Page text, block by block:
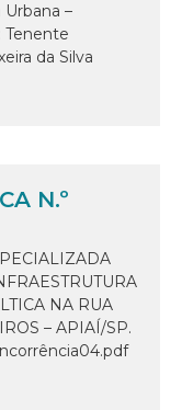
–
Tenente
da Silva
N.º
NA RUA
– APIAÍ/SP.